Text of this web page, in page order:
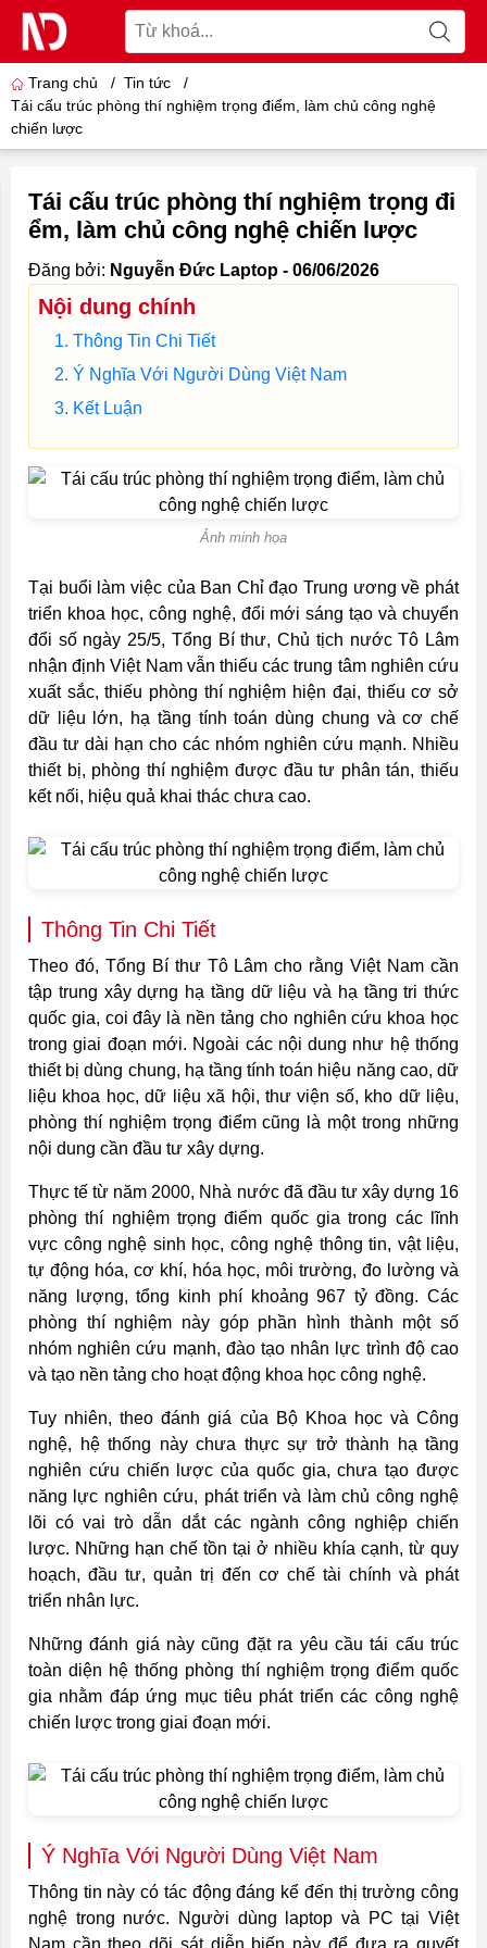
Trang chủ / Tin tức
/
Tái cấu trúc phòng thí nghiệm trọng điểm, làm chủ công nghệ
chiến lược
Tái cấu trúc phòng thí nghiệm trọng đi
ểm, làm chủ công nghệ chiến lược
Đăng bởi: Nguyễn Đức Laptop - 06/06/2026
Nội dung chính
Thông Tin Chi Tiết
Ý Nghĩa Với Người Dùng Việt Nam
Kết Luận
Ảnh minh họa
Tại buổi làm việc của Ban Chỉ đạo Trung ương về phát
triển khoa học, công nghệ, đổi mới sáng tạo và chuyển
đổi số ngày 25/5, Tổng Bí thư, Chủ tịch nước Tô Lâm
nhận định Việt Nam vẫn thiếu các trung tâm nghiên cứu
xuất sắc, thiếu phòng thí nghiệm hiện đại, thiếu cơ sở
dữ liệu lớn, hạ tầng tính toán dùng chung và cơ chế
đầu tư dài hạn cho các nhóm nghiên cứu mạnh. Nhiều
thiết bị, phòng thí nghiệm được đầu tư phân tán, thiếu
kết nối, hiệu quả khai thác chưa cao.
Thông Tin Chi Tiết
Theo đó, Tổng Bí thư Tô Lâm cho rằng Việt Nam cần
tập trung xây dựng hạ tầng dữ liệu và hạ tầng tri thức
quốc gia, coi đây là nền tảng cho nghiên cứu khoa học
trong giai đoạn mới. Ngoài các nội dung như hệ thống
thiết bị dùng chung, hạ tầng tính toán hiệu năng cao, dữ
liệu khoa học, dữ liệu xã hội, thư viện số, kho dữ liệu,
phòng thí nghiệm trọng điểm cũng là một trong những
nội dung cần đầu tư xây dựng.
Thực tế từ năm 2000, Nhà nước đã đầu tư xây dựng 16
phòng thí nghiệm trọng điểm quốc gia trong các lĩnh
vực công nghệ sinh học, công nghệ thông tin, vật liệu,
tự động hóa, cơ khí, hóa học, môi trường, đo lường và
năng lượng, tổng kinh phí khoảng 967 tỷ đồng. Các
phòng thí nghiệm này góp phần hình thành một số
nhóm nghiên cứu mạnh, đào tạo nhân lực trình độ cao
và tạo nền tảng cho hoạt động khoa học công nghệ.
Tuy nhiên, theo đánh giá của Bộ Khoa học và Công
nghệ, hệ thống này chưa thực sự trở thành hạ tầng
nghiên cứu chiến lược của quốc gia, chưa tạo được
năng lực nghiên cứu, phát triển và làm chủ công nghệ
lõi có vai trò dẫn dắt các ngành công nghiệp chiến
lược. Những hạn chế tồn tại ở nhiều khía cạnh, từ quy
hoạch, đầu tư, quản trị đến cơ chế tài chính và phát
triển nhân lực.
Những đánh giá này cũng đặt ra yêu cầu tái cấu trúc
toàn diện hệ thống phòng thí nghiệm trọng điểm quốc
gia nhằm đáp ứng mục tiêu phát triển các công nghệ
chiến lược trong giai đoạn mới.
Ý Nghĩa Với Người Dùng Việt Nam
Thông tin này có tác động đáng kể đến thị trường công
nghệ trong nước. Người dùng laptop và PC tại Việt
Nam cần theo dõi sát diễn biến này để đưa ra quyết